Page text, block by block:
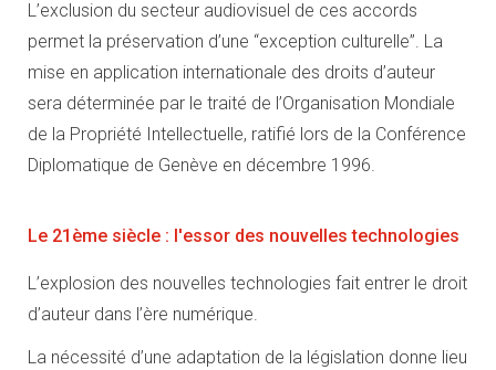
L’exclusion du secteur audiovisuel de ces accords
permet la préservation d’une “exception culturelle”. La
mise en application internationale des droits d’auteur
sera déterminée par le traité de l’Organisation Mondiale
de la Propriété Intellectuelle, ratifié lors de la Conférence
Diplomatique de Genève en décembre 1996.
Le 21ème siècle : l'essor des nouvelles technologies
L’explosion des nouvelles technologies fait entrer le droit
d’auteur dans l’ère numérique.
La nécessité d’une adaptation de la législation donne lieu